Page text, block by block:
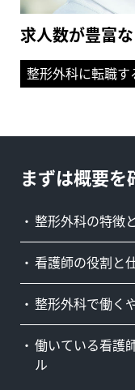
求人数が豊富
整形外科に転職す
まずは概要を
整形外科の特徴
看護師の役割と
整形外科で働く
働いている看護
ル